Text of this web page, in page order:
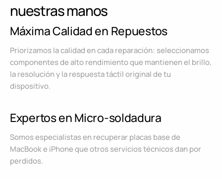
nuestras manos
Máxima Calidad en Repuestos
Priorizamos la calidad en cada reparación: seleccionamos
componentes de alto rendimiento que mantienen el brillo,
la resolución y la respuesta táctil original de tu
dispositivo.
Expertos en Micro-soldadura
Somos especialistas en recuperar placas base de
MacBook e iPhone que otros servicios técnicos dan por
perdidos.